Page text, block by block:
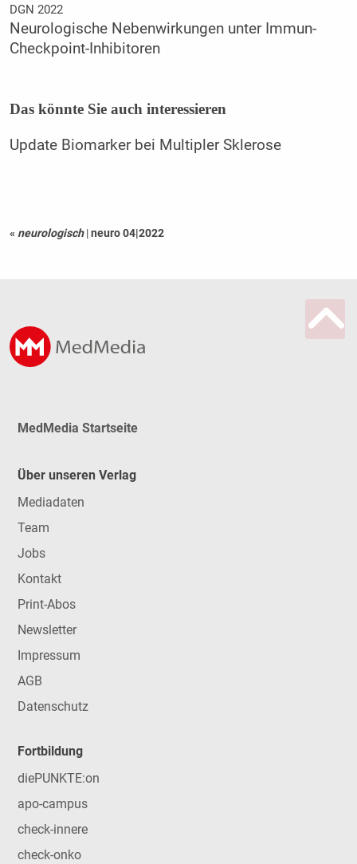
DGN 2022
Neurologische Nebenwirkungen unter Immun-
Checkpoint-Inhibitoren
Das könnte Sie auch interessieren
Update Biomarker bei Multipler Sklerose
« neurologisch |neuro 04|2022
MedMedia Startseite
Über unseren Verlag
Mediadaten
Team
Jobs
Kontakt
Print-Abos
Newsletter
Impressum
AGB
Datenschutz
Fortbildung
diePUNKTE:on
apo-campus
check-innere
check-onko